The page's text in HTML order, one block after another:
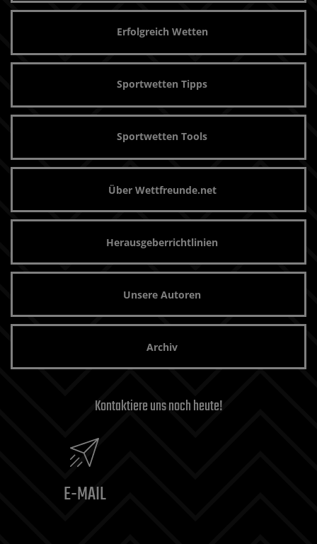
Erfolgreich Wetten
Sportwetten Tipps
Sportwetten Tools
Über Wettfreunde.net
Herausgeberrichtlinien
Unsere Autoren
Archiv
Kontaktiere uns noch heute!
E-MAIL